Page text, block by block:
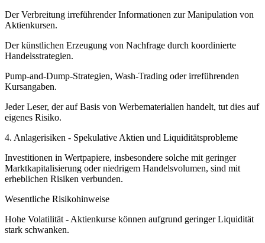
Der Verbreitung irreführender Informationen zur Manipulation von
Aktienkursen.
Der künstlichen Erzeugung von Nachfrage durch koordinierte
Handelsstrategien.
Pump-and-Dump-Strategien, Wash-Trading oder irreführenden
Kursangaben.
Jeder Leser, der auf Basis von Werbematerialien handelt, tut dies auf
eigenes Risiko.
4. Anlagerisiken - Spekulative Aktien und Liquiditätsprobleme
Investitionen in Wertpapiere, insbesondere solche mit geringer
Marktkapitalisierung oder niedrigem Handelsvolumen, sind mit
erheblichen Risiken verbunden.
Wesentliche Risikohinweise
Hohe Volatilität - Aktienkurse können aufgrund geringer Liquidität
stark schwanken.